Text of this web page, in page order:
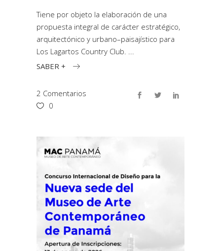
Tiene por objeto la elaboración de una
propuesta integral de carácter estratégico,
arquitectónico y urbano–paisajístico para
Los Lagartos Country Club.
SABER +
2 Comentarios
0